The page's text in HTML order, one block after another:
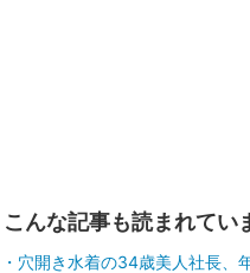
こんな記事も読まれてい
穴開き水着の34歳美人社長、